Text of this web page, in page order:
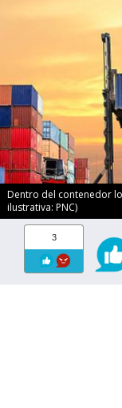
Dentro del contenedor
ilustrativa: PNC)
3